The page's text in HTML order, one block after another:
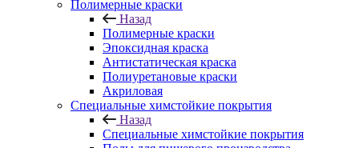
Полимерные краски
Назад
Полимерные краски
Эпоксидная краска
Антистатическая краска
Полиуретановые краски
Акриловая
Специальные химстойкие покрытия
Назад
Специальные химстойкие покрытия